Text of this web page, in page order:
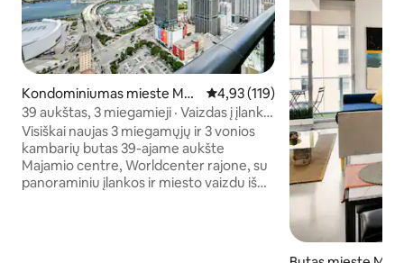
Kondominiumas mieste Maj
amis
Vidutinis įvertinimas: 4,93 iš 5,
4,93 (119)
39 aukštas, 3 miegamieji · Vaizdas į įlanką
ir miestą · 8 miegamosios vietos
Visiškai naujas 3 miegamųjų ir 3 vonios
kambarių butas 39-ajame aukšte
Majamio centre, Worldcenter rajone, su
panoraminiu įlankos ir miesto vaizdu iš